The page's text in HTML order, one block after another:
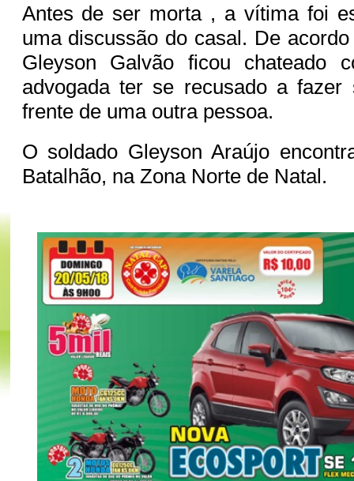
Antes de ser morta , a vítima foi
uma discussão do casal. De
Gleyson Galvão ficou chateado
advogada ter se recusado a
frente de uma outra pessoa.
O soldado Gleyson Araújo
Batalhão, na Zona Norte de Natal.